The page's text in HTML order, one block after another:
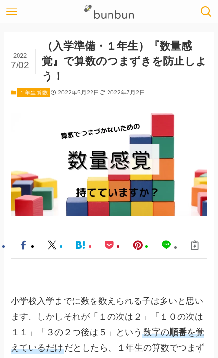
（入学準備・１年生）『数量感
覚』で算数のつまずきを防止しよ
う！
2022
7/02
１年生 算数 2022年5月22日 2022年7月2日
小学校入学までに数を数えられる子は多いと思い
ます。しかしそれが「１の次は２」「１０の次は
１１」「３の２つ後は５」という数字の順番を覚
えているだけだとしたら、１年生の算数でつまず